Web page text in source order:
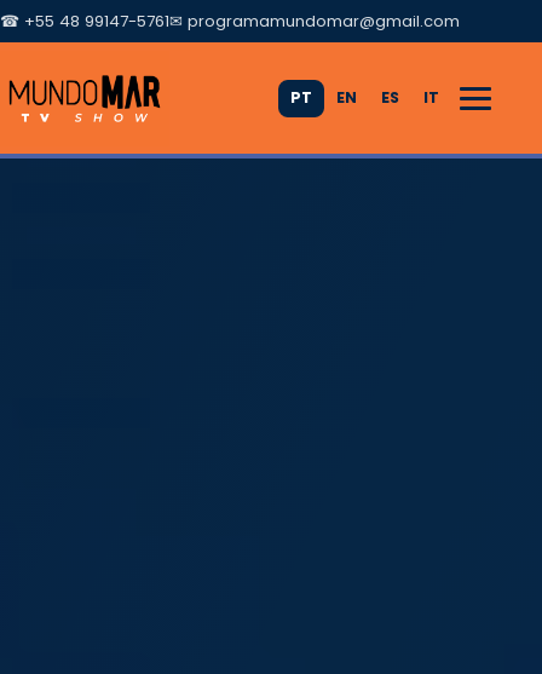
☎ +55 48 99147-5761✉ programamundomar@gmail.com
PT EN ES IT